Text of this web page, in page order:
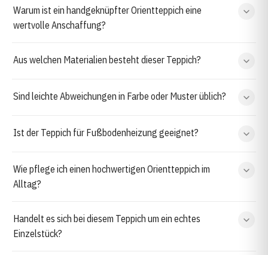
Warum ist ein handgeknüpfter Orientteppich eine
wertvolle Anschaffung?
Aus welchen Materialien besteht dieser Teppich?
Sind leichte Abweichungen in Farbe oder Muster üblich?
Ist der Teppich für Fußbodenheizung geeignet?
Wie pflege ich einen hochwertigen Orientteppich im
Alltag?
Handelt es sich bei diesem Teppich um ein echtes
Einzelstück?